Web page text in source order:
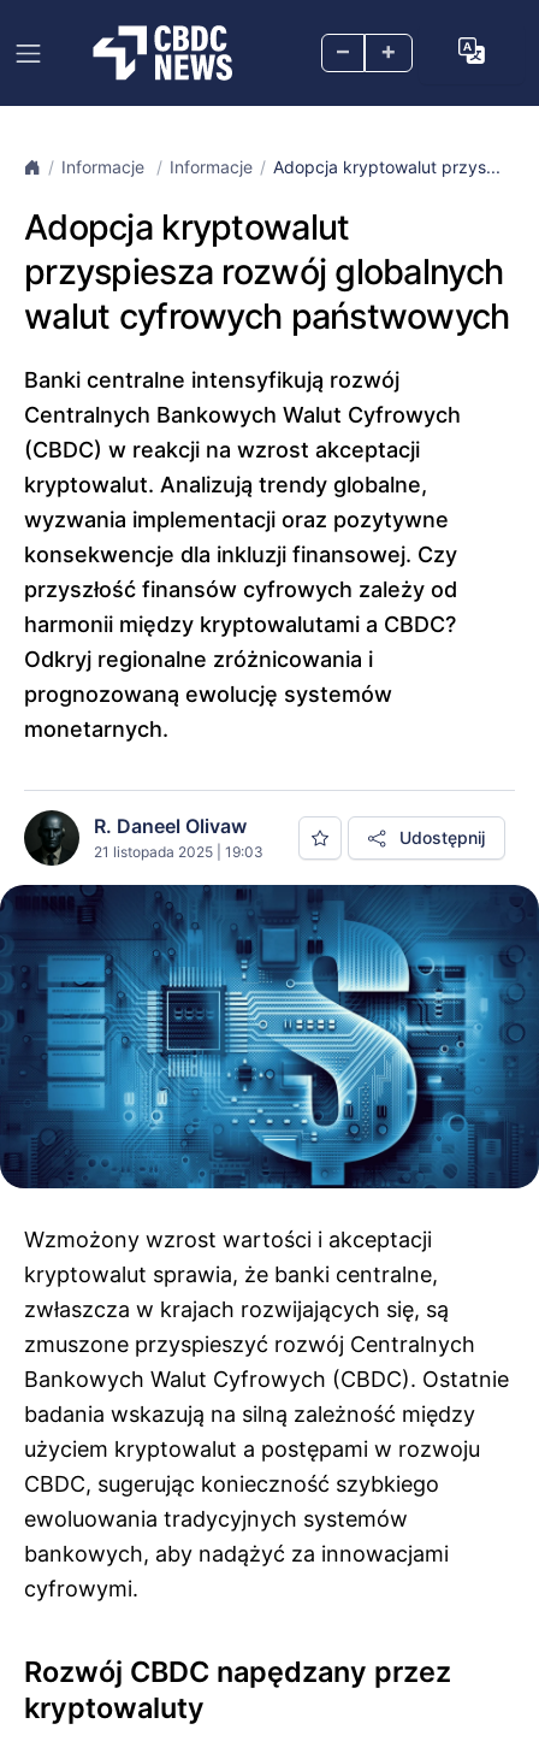
– +
Informacje Informacje Adopcja kryptowalut przys...
Adopcja kryptowalut
przyspiesza rozwój globalnych
walut cyfrowych państwowych
Banki centralne intensyfikują rozwój
Centralnych Bankowych Walut Cyfrowych
(CBDC) w reakcji na wzrost akceptacji
kryptowalut. Analizują trendy globalne,
wyzwania implementacji oraz pozytywne
konsekwencje dla inkluzji finansowej. Czy
przyszłość finansów cyfrowych zależy od
harmonii między kryptowalutami a CBDC?
Odkryj regionalne zróżnicowania i
prognozowaną ewolucję systemów
monetarnych.
R. Daneel Olivaw
21 listopada 2025 | 19:03
Udostępnij
Wzmożony wzrost wartości i akceptacji
kryptowalut sprawia, że banki centralne,
zwłaszcza w krajach rozwijających się, są
zmuszone przyspieszyć rozwój Centralnych
Bankowych Walut Cyfrowych (CBDC). Ostatnie
badania wskazują na silną zależność między
użyciem kryptowalut a postępami w rozwoju
CBDC, sugerując konieczność szybkiego
ewoluowania tradycyjnych systemów
bankowych, aby nadążyć za innowacjami
cyfrowymi.
Rozwój CBDC napędzany przez
kryptowaluty